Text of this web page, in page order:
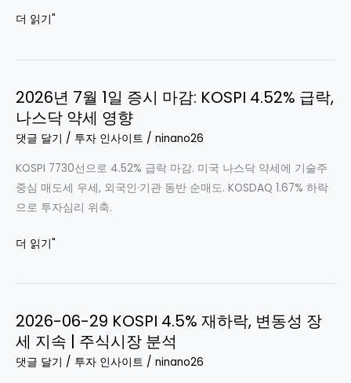
반
락
바
이
오
·
랫
선
2026
7
마
켓
종
분
석
|
하
락
후
반
더 읽기"
2026년 7월 1일 증시 마감: KOSPI 4.52% 급락,
나스닥 약세 영향
댓글 달기 / 투자 인사이트 / ninano26
KOSPI 7730선으로 4.52% 급락 마감. 미국 나스닥 약세에 기술주
중심 매도세 우세, 외국인·기관 동반 순매도. KOSDAQ 1.67% 하락
으로 투자심리 위축.
2026
7
1
일
증
더 읽기"
2026-06-29 KOSPI 4.5% 재하락, 변동성 장
세 지속 | 주식시장 분석
댓글 달기 / 투자 인사이트 / ninano26